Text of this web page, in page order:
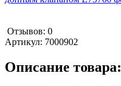
Отзывов: 0
Артикул: 7000902
Описание товара: